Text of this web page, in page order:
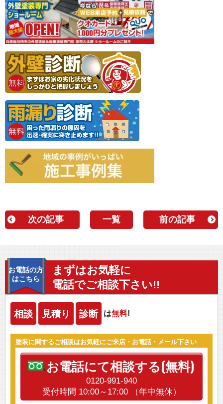
次の記事 一覧 前の記事
お電話の方
はこちら
まずはお気軽に
電話でご相談下さい!!
相談 見積り 診断 は無料!
塗装に関するご相談はお気軽にご来店・お電話・メール下さい
お電話にて相談する(無料)
0120-991-940
受付時間 10:00～17:00 （年中無休）